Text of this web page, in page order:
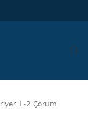
1-2 Çorum